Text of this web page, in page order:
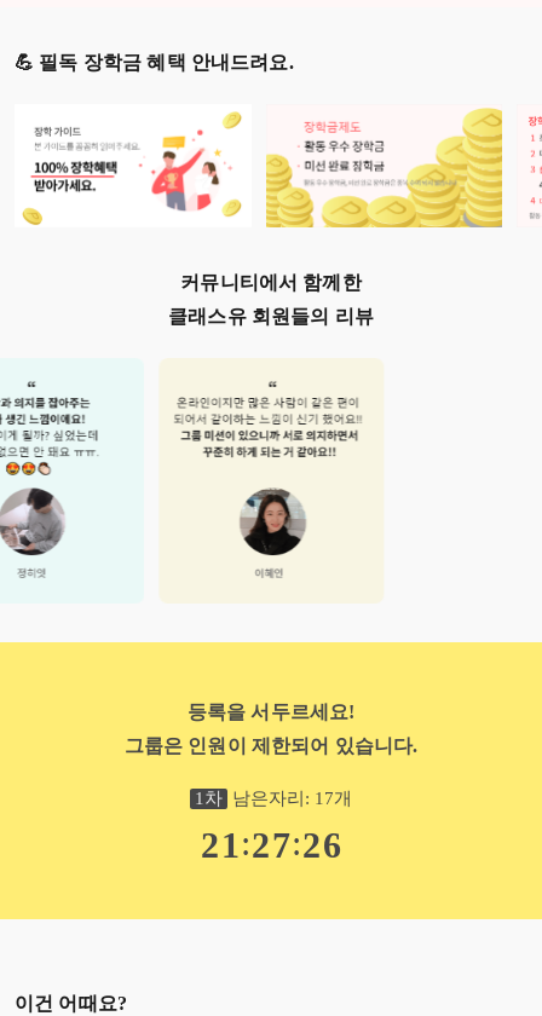
💪 필독 장학금 혜택 안내드려요.
커뮤니티에서 함께한
클래스유 회원들의 리뷰
등록을 서두르세요!
그룹은 인원이 제한되어 있습니다.
1 차 남은자리: 17개
21:27:25
이건 어때요?